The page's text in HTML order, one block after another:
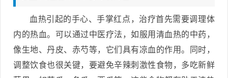
血热引起的手心、手掌红点，治疗首先需要调理体
内的热血。可以通过中医疗法，如服用清血热的中药，
像生地、丹皮、赤芍等，它们具有凉血的作用。同时，
调整饮食也很关键，要避免辛辣刺激性食物，多吃新鲜